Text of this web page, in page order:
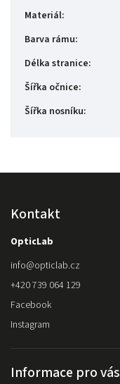
Materiál:
Barva rámu:
Délka stranice:
Šířka očnice:
Šířka nosníku:
Kontakt
OpticLab
info@opticlab.cz
+420 739 064 129
Facebook
Instagram
Informace pro vás